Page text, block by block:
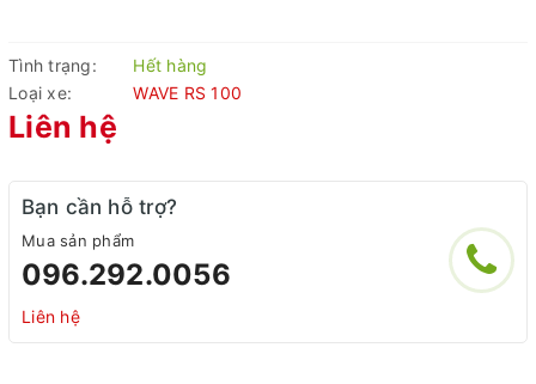
Tình trạng:
Hết hàng
Loại xe:
WAVE RS 100
Liên hệ
Bạn cần hỗ trợ?
Mua sản phẩm
096.292.0056
Liên hệ